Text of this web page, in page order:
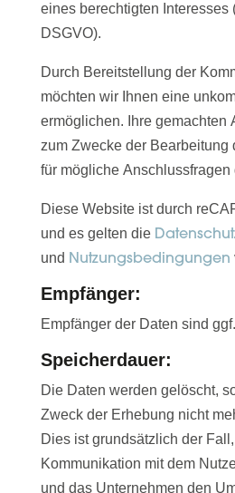
eines berechtigten Interesses
DSGVO).
Durch Bereitstellung der
möchten wir Ihnen eine
ermöglichen. Ihre gemachten
zum Zwecke der Bearbeitung
für mögliche Anschlussfragen
Diese Website ist durch
und es gelten die
und Nutzungsbedingungen
Empfänger:
Empfänger der Daten sind
Speicherdauer:
Die Daten werden gelöscht,
Zweck der Erhebung nicht
Dies ist grundsätzlich der
Kommunikation mit dem
und das Unternehmen den